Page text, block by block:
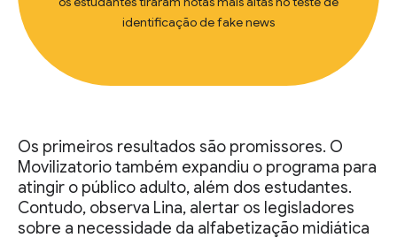
identificação de fake news
Os primeiros resultados são promissores. O
Movilizatorio também expandiu o programa para
atingir o público adulto, além dos estudantes.
Contudo, observa Lina, alertar os legisladores
sobre a necessidade da alfabetização midiática